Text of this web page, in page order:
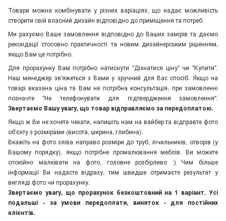
Товари можна комбінувати у різних варіаціях, що надає можливість
створити свій власний дизайн відповідно до приміщення та потреб.
Ми рахуємо Ваше замовлення відповідно до Ваших замірів та даємо
рекондації стосовно практичності та новим дизайнерським рішенням,
якщо Вам це потрібно.
Для прорахунку Вам потрібно натиснути "Дізнатися ціну" чи "Купити".
Наш менеджер зв'яжеться з Вами у зручний для Вас спосіб. Якщо на
товарі вказана ціна та Вам не потрібна консультація, при замовленні
позначте "Не телефонувати для підтвердження замовлення".
Звертаємо Вашу увагу, що товар відправляємо за передоплатою.
Якщо ж Ви не хочете чекати, напишіть нам на вайбер та відправте фото
об'єкту з розмірами (висота, ширина, глибина).
Вкажіть на фото зліва направо розміри до труб, лічильників, отворів (у
Вашому порядку), якщо потрібне промалювання меблів. Ви можете
спокійно малювати на фото, головне розбірливо :) Чим більше
інформації Ви надасте відразу, тим швидше отримаєте результат у
вигляді фото чи прорахунку.
Звертаємо увагу, що прорахунок безкоштовний на 1 варіант. Усі
подальші - за умови передоплати, виняток - для постійних
клієнтів.